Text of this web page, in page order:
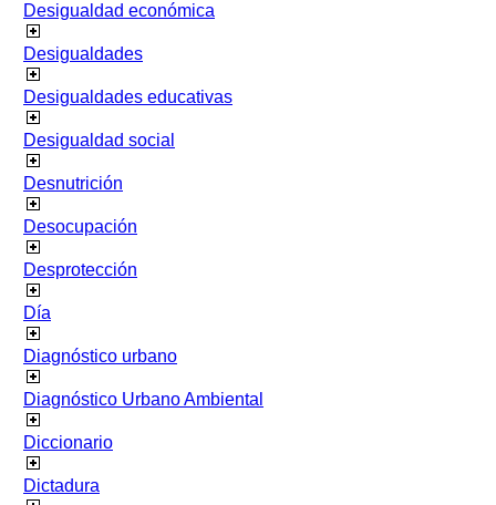
Desigualdad económica
Desigualdades
Desigualdades educativas
Desigualdad social
Desnutrición
Desocupación
Desprotección
Día
Diagnóstico urbano
Diagnóstico Urbano Ambiental
Diccionario
Dictadura